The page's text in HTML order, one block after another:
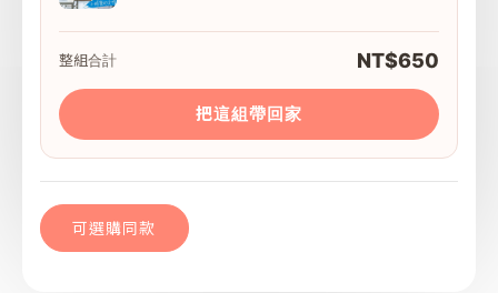
整組合計 NT$650
把這組帶回家
可選購同款